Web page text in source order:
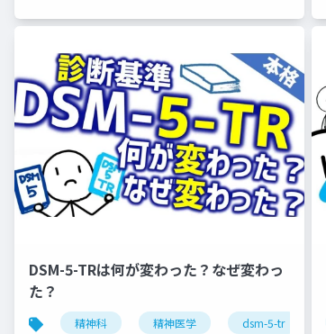
DSM-5-TRは何が変わった？なぜ変わっ
た？
精神科 精神医学 dsm-5-tr